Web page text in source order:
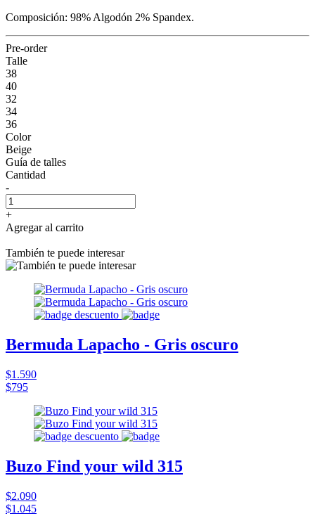
Composición: 98% Algodón 2% Spandex.
Pre-order
Talle
38
40
32
34
36
Color
Beige
Guía de talles
Cantidad
-
+
Agregar al carrito
También te puede interesar
Bermuda Lapacho - Gris oscuro
$1.590
$795
Buzo Find your wild 315
$2.090
$1.045